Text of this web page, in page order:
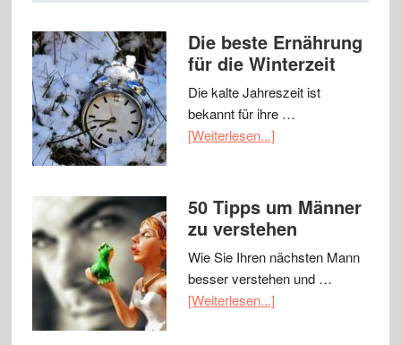
Die beste Ernährung
für die Winterzeit
Die kalte Jahreszeit ist
bekannt für ihre …
[Weiterlesen...]
50 Tipps um Männer
zu verstehen
Wie Sie Ihren nächsten Mann
besser verstehen und …
[Weiterlesen...]